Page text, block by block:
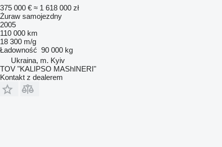
375 000 € ≈ 1 618 000 zł
Żuraw samojezdny
2005
110 000 km
18 300 m/g
Ładowność 90 000 kg
Ukraina, m. Kyiv
TOV "KALIPSO MAShINERI"
Kontakt z dealerem